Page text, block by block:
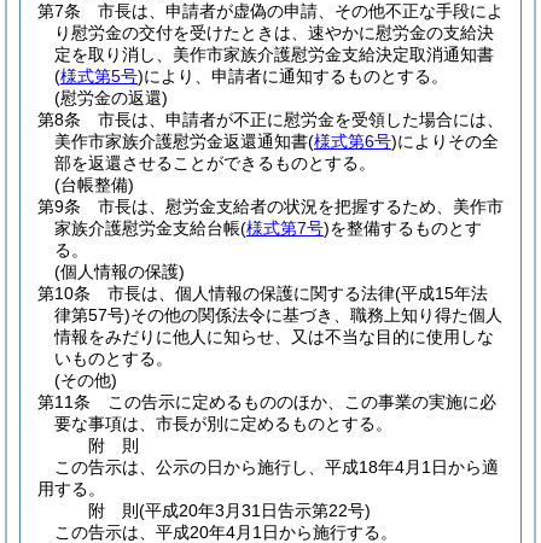
第7条
市長は、申請者が虚偽の申請、その他不正な手段によ
り慰労金の交付を受けたときは、速やかに慰労金の支給決
定を取り消し、美作市家族介護慰労金支給決定取消通知書
(様式第5号)により、申請者に通知するものとする。
(慰労金の返還)
第8条
市長は、申請者が不正に慰労金を受領した場合には、
美作市家族介護慰労金返還通知書(様式第6号)によりその全
部を返還させることができるものとする。
(台帳整備)
第9条
市長は、慰労金支給者の状況を把握するため、美作市
家族介護慰労金支給台帳(様式第7号)を整備するものとす
る。
(個人情報の保護)
第10条
市長は、個人情報の保護に関する法律(平成15年法
律第57号)その他の関係法令に基づき、職務上知り得た個人
情報をみだりに他人に知らせ、又は不当な目的に使用しな
いものとする。
(その他)
第11条
この告示に定めるもののほか、この事業の実施に必
要な事項は、市長が別に定めるものとする。
附 則
この告示は、公示の日から施行し、平成18年4月1日から適
用する。
附 則(平成20年3月31日告示第22号)
この告示は、平成20年4月1日から施行する。